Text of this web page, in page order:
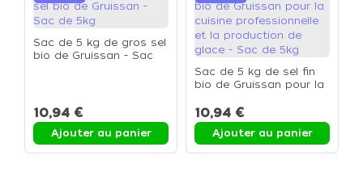
Sac de 5 kg de gros sel
bio de Gruissan - Sac
10,94 €
Ajouter au panier
Sac de 5 kg de sel fin
bio de Gruissan pour la
et la production de
glace - Sac de 5kg
10,94 €
Ajouter au panier